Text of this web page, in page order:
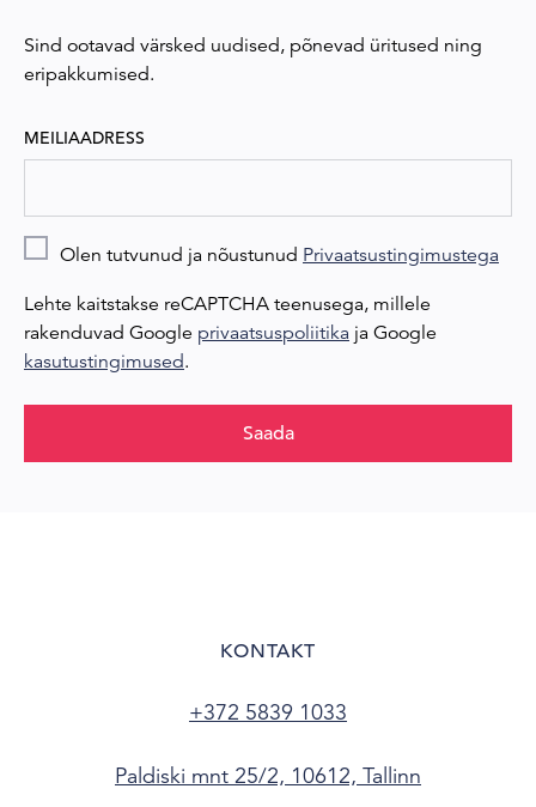
Sind ootavad värsked uudised, põnevad üritused ning
eripakkumised.
MEILIAADRESS
Olen tutvunud ja nõustunud Privaatsustingimustega
Lehte kaitstakse reCAPTCHA teenusega, millele
rakenduvad Google privaatsuspoliitika ja Google
kasutustingimused.
Saada
KONTAKT
+372 5839 1033
Paldiski mnt 25/2, 10612, Tallinn